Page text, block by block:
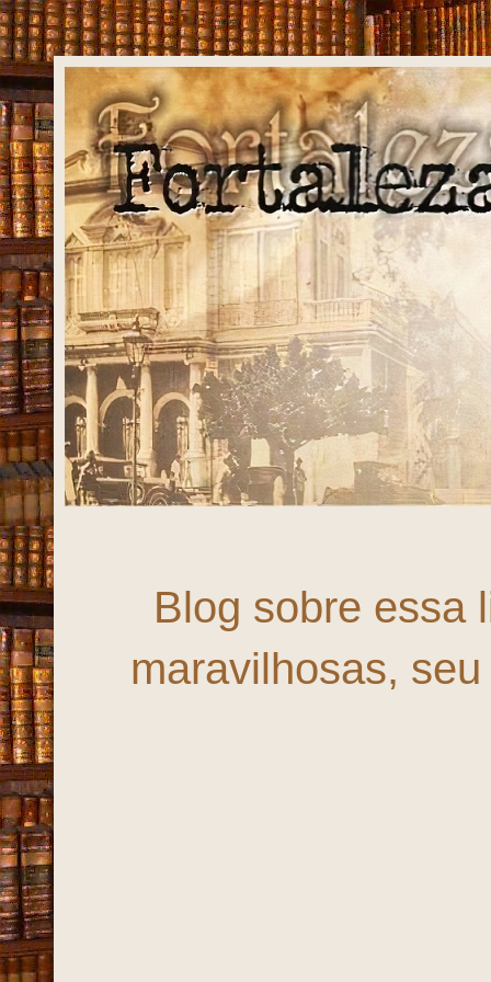
Blog sobre essa
maravilhosas,